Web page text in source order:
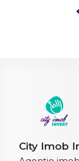
City Imob